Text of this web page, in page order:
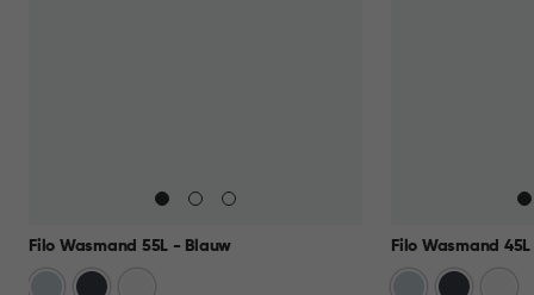
Filo Wasmand 55L - Blauw
BlauwAntraciet
Filo Wasmand
BlauwAntraciet